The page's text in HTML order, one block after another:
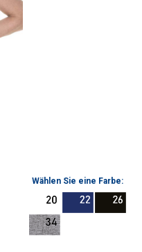
Wählen Sie eine Farbe: